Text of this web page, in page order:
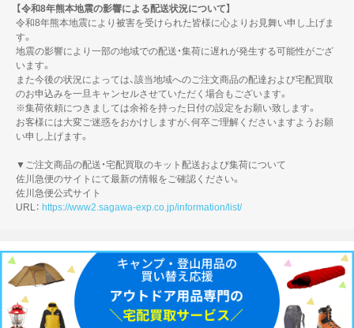
【令和8年熊本地震の影響による配送状況について】
令和8年熊本地震により被害を受けられた皆様に心よりお見舞い申し上げま
す。
地震の影響により一部の地域での配送・集荷に遅れが発生する可能性がござ
います。
また今後の状況によっては、該当地域へのご注文商品の配達および宅配買取
のお申込みを一旦キャンセルさせていただく場合もございます。
※集荷依頼につきましては余裕を持った日付の設定をお願い致します。
お客様には大変ご迷惑をおかけしますが、何卒ご理解くださいますようお願
い申し上げます。
▼ご注文商品の配送・宅配買取のキット配送および集荷について
佐川急便のサイトにて最新の情報をご確認ください。
佐川急便公式サイト
URL： https://www2.sagawa-exp.co.jp/information/list/